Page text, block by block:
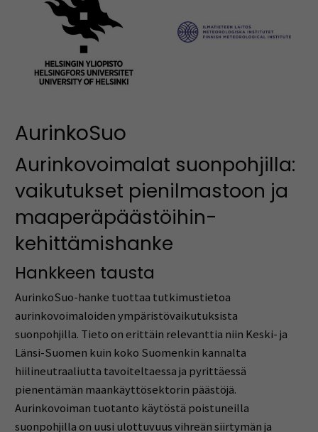
AurinkoSuo
Aurinkovoimalat suonpohjilla:
vaikutukset pienilmastoon ja
maaperäpäästöihin-
kehittämishanke
Hankkeen tausta
AurinkoSuo-hanke tuottaa tutkimustietoa
aurinkovoimaloiden ympäristövaikutuksista
suonpohjilla. Tieto on erittäin relevanttia niin Keski- ja
Länsi-Suomen kuin koko Suomenkin kannalta
hiilineutraaliutta tavoiteltaessa ja pyrittäessä
pienentämän maankäyttösektorin päästöjä.
Aurinkovoiman tuotanto käytöstä poistuneilla
suonpohjilla on uusi ulottuvuus vihreän siirtymän ja